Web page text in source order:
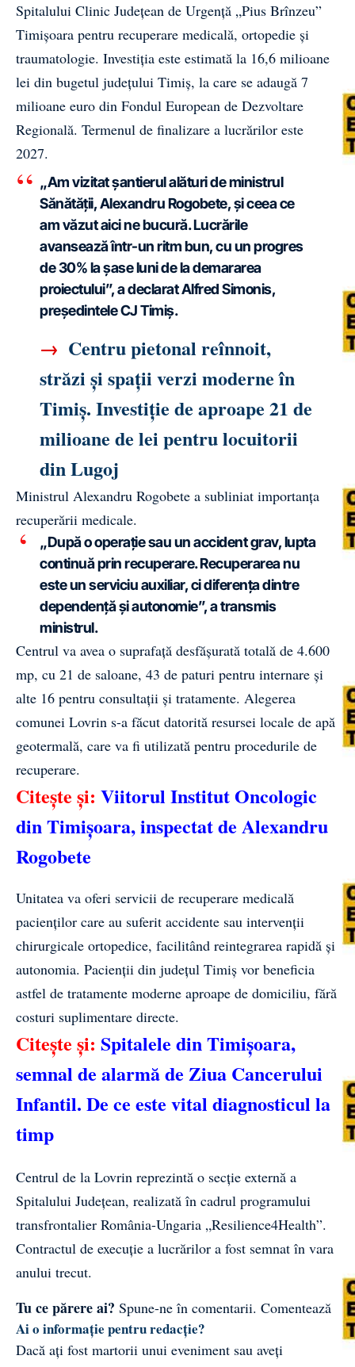
Spitalului Clinic Județean de Urgență „Pius Brînzeu”
Timișoara pentru recuperare medicală, ortopedie și
traumatologie. Investiția este estimată la 16,6 milioane
lei din bugetul județului Timiș, la care se adaugă 7
milioane euro din Fondul European de Dezvoltare
Regională. Termenul de finalizare a lucrărilor este
2027.
„Am vizitat șantierul alături de ministrul
Sănătății, Alexandru Rogobete, și ceea ce
am văzut aici ne bucură. Lucrările
avansează într-un ritm bun, cu un progres
de 30% la șase luni de la demararea
proiectului”, a declarat Alfred Simonis,
președintele CJ Timiș.
→ Centru pietonal reînnoit,
străzi și spații verzi moderne în
Timiș. Investiție de aproape 21 de
milioane de lei pentru locuitorii
din Lugoj
Ministrul Alexandru Rogobete a subliniat importanța
recuperării medicale.
„După o operație sau un accident grav, lupta
continuă prin recuperare. Recuperarea nu
este un serviciu auxiliar, ci diferența dintre
dependență și autonomie”, a transmis
ministrul.
Centrul va avea o suprafață desfășurată totală de 4.600
mp, cu 21 de saloane, 43 de paturi pentru internare și
alte 16 pentru consultații și tratamente. Alegerea
comunei Lovrin s-a făcut datorită resursei locale de apă
geotermală, care va fi utilizată pentru procedurile de
recuperare.
Citește și: Viitorul Institut Oncologic
din Timișoara, inspectat de Alexandru
Rogobete
Unitatea va oferi servicii de recuperare medicală
pacienților care au suferit accidente sau intervenții
chirurgicale ortopedice, facilitând reintegrarea rapidă și
autonomia. Pacienții din județul Timiș vor beneficia
astfel de tratamente moderne aproape de domiciliu, fără
costuri suplimentare directe.
Citește și: Spitalele din Timișoara,
semnal de alarmă de Ziua Cancerului
Infantil. De ce este vital diagnosticul la
timp
Centrul de la Lovrin reprezintă o secție externă a
Spitalului Județean, realizată în cadrul programului
transfrontalier România-Ungaria „Resilience4Health”.
Contractul de execuție a lucrărilor a fost semnat în vara
anului trecut.
Tu ce părere ai? Spune-ne în comentarii. Comentează
Ai o informație pentru redacție?
Dacă ați fost martorii unui eveniment sau aveți